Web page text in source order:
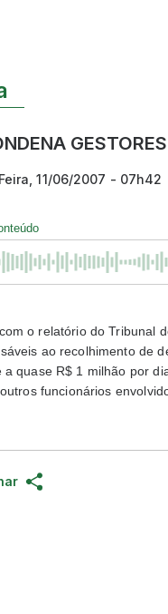
11/06/2007 - 07h42
o relatório do Tribunal
ao recolhimento de
a quase R$ 1 milhão por
funcionários